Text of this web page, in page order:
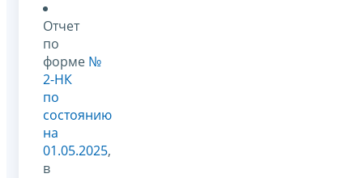
Отчет
по
форме №
2-НК
по
состоянию
на
01.05.2025,
в